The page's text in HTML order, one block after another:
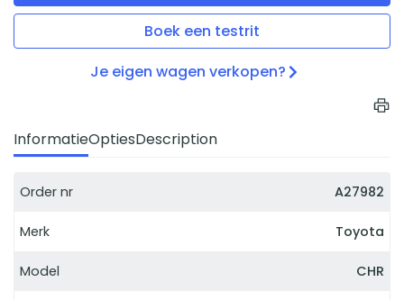
Boek een testrit
Je eigen wagen verkopen?
InformatieOptiesDescription
Order nr A27982
Merk Toyota
Model CHR